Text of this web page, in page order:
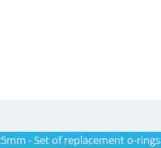
- Set of replacement o-rings